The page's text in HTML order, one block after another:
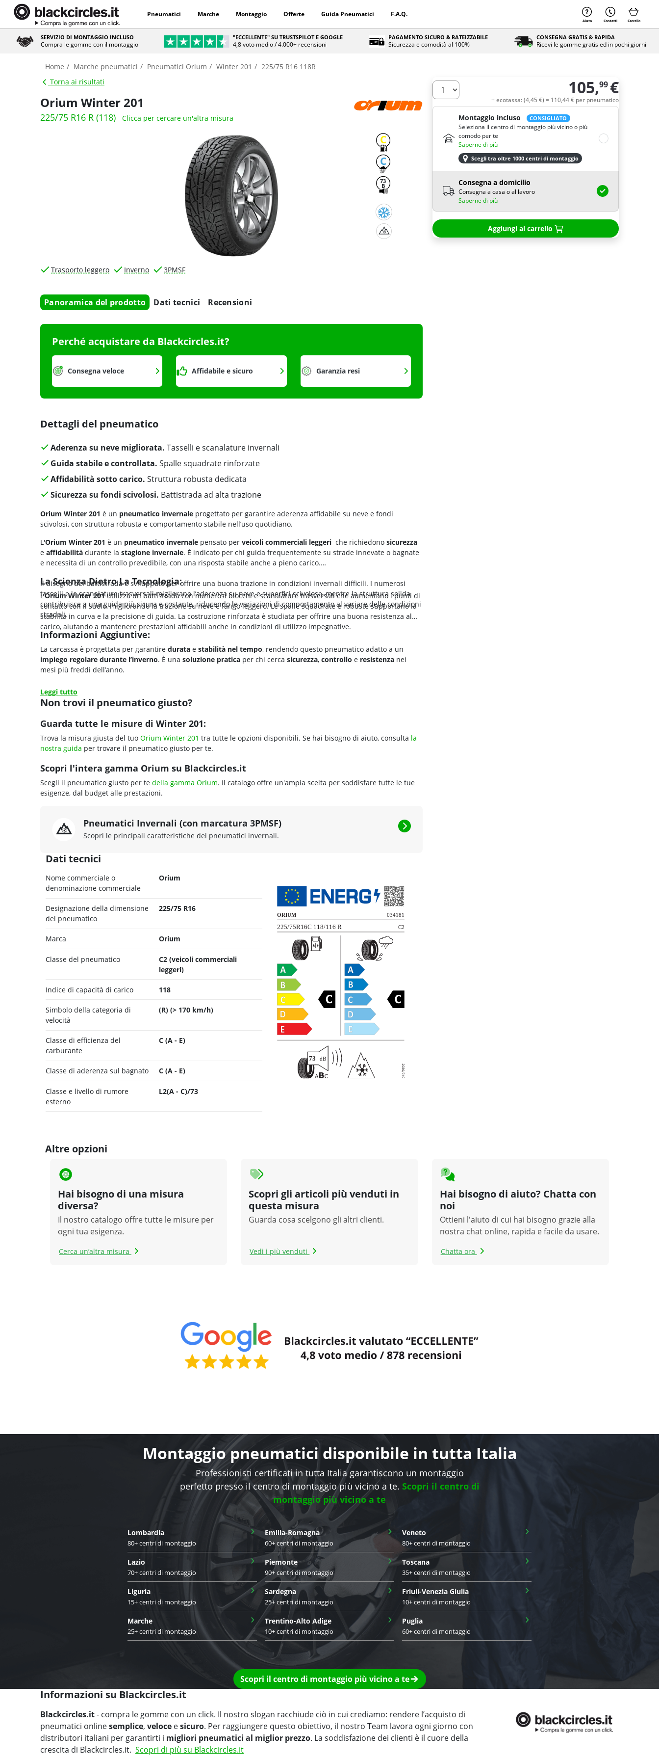
Pneumatici Marche Montaggio Offerte Guida Pneumatici F.A.Q.
Aiuto Contatti Carrello
SERVIZIO DI MONTAGGIO INCLUSO
Compra le gomme con il montaggio
"ECCELLENTE" SU TRUSTSPILOT E GOOGLE
4,8 voto medio / 4.000+ recensioni
PAGAMENTO SICURO & RATEIZZABILE
Sicurezza e comodità al 100%
CONSEGNA GRATIS & RAPIDA
Ricevi le gomme gratis ed in pochi giorni
Home Marche pneumatici Pneumatici Orium Winter 201
225/75 R16 118R
Torna ai risultati
Orium Winter 201
225/75 R16 R (118) Clicca per cercare un'altra misura
C
C
73
B
Trasporto leggero Inverno 3PMSF
Panoramica del prodotto Dati tecnici Recensioni
Perché acquistare da Blackcircles.it?
Consegna veloce Affidabile e sicuro Garanzia resi
Dettagli del pneumatico
Aderenza su neve migliorata. Tasselli e scanalature invernali
Guida stabile e controllata. Spalle squadrate rinforzate
Affidabilità sotto carico. Struttura robusta dedicata
Sicurezza su fondi scivolosi. Battistrada ad alta trazione
Orium Winter 201 è un pneumatico invernale progettato per garantire aderenza affidabile su neve e fondi
scivolosi, con struttura robusta e comportamento stabile nell’uso quotidiano.
L'Orium Winter 201 è un pneumatico invernale pensato per veicoli commerciali leggeri che richiedono sicurezza
e affidabilità durante la stagione invernale. È indicato per chi guida frequentemente su strade innevate o bagnate
e necessita di un controllo prevedibile, con una risposta stabile anche a pieno carico.
Il disegno del battistrada è sviluppato per offrire una buona trazione in condizioni invernali difficili. I numerosi
tasselli e le scanalature trasversali migliorano l’aderenza su neve e superfici scivolose, mentre la struttura solida
contribuisce a una guida più sicura e costante, riducendo le variazioni di comportamento al variare delle condizioni
stradali.
La Scienza Dietro La Tecnologia:
L’Orium Winter 201utilizza un battistrada con numerosi blocchi e scanalature trasversali che aumentano i punti di
contatto con il suolo, migliorando la trazione su neve e fango leggero. Le spalle squadrate e robuste supportano la
stabilità in curva e la precisione di guida. La costruzione rinforzata è studiata per offrire una buona resistenza al
carico, aiutando a mantenere prestazioni affidabili anche in condizioni di utilizzo impegnative.
Informazioni Aggiuntive:
La carcassa è progettata per garantire durata e stabilità nel tempo, rendendo questo pneumatico adatto a un
impiego regolare durante l’inverno. È una soluzione pratica per chi cerca sicurezza, controllo e resistenza nei
mesi più freddi dell’anno.
Leggi tutto
Non trovi il pneumatico giusto?
Guarda tutte le misure di Winter 201:
Trova la misura giusta del tuo Orium Winter 201 tra tutte le opzioni disponibili. Se hai bisogno di aiuto, consulta la
nostra guida per trovare il pneumatico giusto per te.
Scopri l'intera gamma Orium su Blackcircles.it
Scegli il pneumatico giusto per te della gamma Orium. Il catalogo offre un'ampia scelta per soddisfare tutte le tue
esigenze, dal budget alle prestazioni.
Pneumatici Invernali (con marcatura 3PMSF)
Scopri le principali caratteristiche dei pneumatici invernali.
Dati tecnici
Nome commerciale o
denominazione commerciale
Orium
Designazione della dimensione
del pneumatico
225/75 R16
Marca Orium
Classe del pneumatico
C2 (veicoli commerciali
leggeri)
Indice di capacità di carico 118
Simbolo della categoria di
velocità
(R) (> 170 km/h)
Classe di efficienza del
carburante
C (A - E)
Classe di aderenza sul bagnato C (A - E)
Classe e livello di rumore
esterno
L2(A - C)/73
Quantità 105,99 €
+ ecotassa: (4,45 €) = 110,44€ per pneumatico
Montaggio incluso CONSIGLIATO
Seleziona il centro di montaggio più vicino o più
comodo per te
Saperne di più
Scegli tra oltre 1000 centri di montaggio
Consegna a domicilio
Consegna a casa o al lavoro
Saperne di più
Aggiungi al carrello
Altre opzioni
Hai bisogno di una misura
diversa?
Il nostro catalogo offre tutte le misure per
ogni tua esigenza.
Cerca un’altra misura
Scopri gli articoli più venduti in
questa misura
Guarda cosa scelgono gli altri clienti.
Vedi i più venduti
Hai bisogno di aiuto? Chatta con
noi
Ottieni l'aiuto di cui hai bisogno grazie alla
nostra chat online, rapida e facile da usare.
Chatta ora
Montaggio pneumatici disponibile in tutta Italia
Professionisti certificati in tutta Italia garantiscono un montaggio
perfetto presso il centro di montaggio più vicino a te. Scopri il centro di
montaggio più vicino a te
Lombardia
80+ centri di montaggio
› Emilia-Romagna
60+ centri di montaggio
› Veneto
80+ centri di montaggio
›
Lazio
70+ centri di montaggio
› Piemonte
90+ centri di montaggio
› Toscana
35+ centri di montaggio
›
Liguria
15+ centri di montaggio
› Sardegna
25+ centri di montaggio
› Friuli-Venezia Giulia
10+ centri di montaggio
›
Marche
25+ centri di montaggio
› Trentino-Alto Adige
10+ centri di montaggio
› Puglia
60+ centri di montaggio
›
Scopri il centro di montaggio più vicino a te
Informazioni su Blackcircles.it
Blackcircles.it- compra le gomme con un click. Il nostro slogan racchiude ciò in cui crediamo: rendere l’acquisto di
pneumatici onlinesemplice, veloce esicuro. Per raggiungere questo obiettivo, il nostro Team lavora ogni giorno con
distributori italiani per garantirti i migliori pneumatici al miglior prezzo. La soddisfazione dei clienti è il cuore della
crescita di Blackcircles.it. Scopri di più su Blackcircles.it